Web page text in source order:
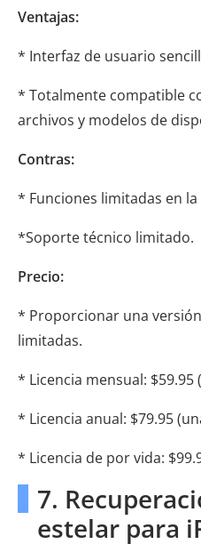
Ventajas:
* Interfaz de usuario
* Totalmente compatible
archivos y modelos de
Contras:
* Funciones limitadas en
*Soporte técnico limitado.
Precio:
* Proporcionar una
limitadas.
* Licencia mensual:
* Licencia anual: $79.95
* Licencia de por vida:
7.
estelar para